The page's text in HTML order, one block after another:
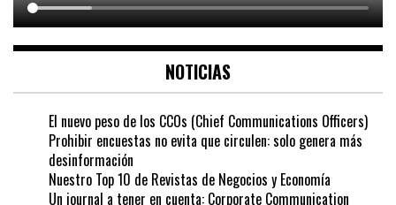
NOTICIAS
El nuevo peso de los CCOs (Chief Communications Officers)
Prohibir encuestas no evita que circulen: solo genera más
desinformación
Nuestro Top 10 de Revistas de Negocios y Economía
Un journal a tener en cuenta: Corporate Communication